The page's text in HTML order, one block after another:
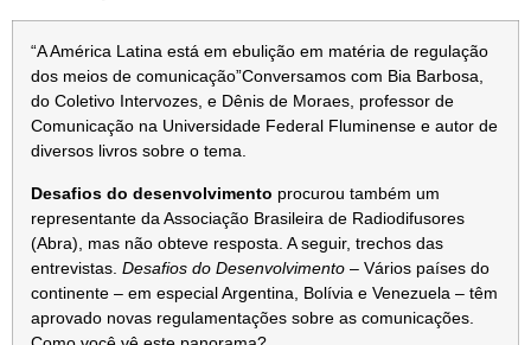
“A América Latina está em ebulição em matéria de regulação
dos meios de comunicação”Conversamos com Bia Barbosa,
do Coletivo Intervozes, e Dênis de Moraes, professor de
Comunicação na Universidade Federal Fluminense e autor de
diversos livros sobre o tema.
Desafios do desenvolvimento procurou também um
representante da Associação Brasileira de Radiodifusores
(Abra), mas não obteve resposta. A seguir, trechos das
entrevistas. Desafios do Desenvolvimento – Vários países do
continente – em especial Argentina, Bolívia e Venezuela – têm
aprovado novas regulamentações sobre as comunicações.